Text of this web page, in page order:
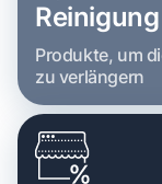
Produkte, um
zu verlängern